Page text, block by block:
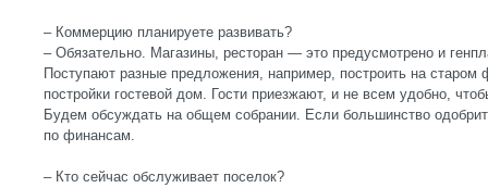
– Коммерцию планируете развивать?
– Обязательно. Магазины, ресторан — это предусмотрено и
Поступают разные предложения, например, построить на
постройки гостевой дом. Гости приезжают, и не всем удобно,
Будем обсуждать на общем собрании. Если большинство
по финансам.
– Кто сейчас обслуживает поселок?